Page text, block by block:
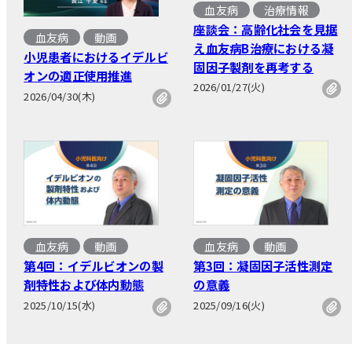
血友病 動画
小児患者におけるイデルビ
オンの適正使用推進
2026/04/30(木)
血友病 治療情報
座談会：高齢化社会を見据
え血友病B治療における凝
固因子製剤を再考する
2026/01/27(火)
血友病 動画
第4回：イデルビオンの製
剤特性および体内動態
2025/10/15(水)
血友病 動画
第3回：凝固因子活性測定
の意義
2025/09/16(火)